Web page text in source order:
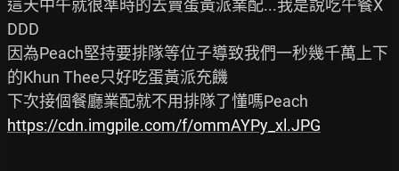
這天中午就很準時的去賣蛋黃派業配...我是說吃午餐X
DDD
因為Peach堅持要排隊等位子導致我們一秒幾千萬上下
的Khun Thee只好吃蛋黃派充饑
https://cdn.imgpile.com/f/ommAYPy_xl.JPG